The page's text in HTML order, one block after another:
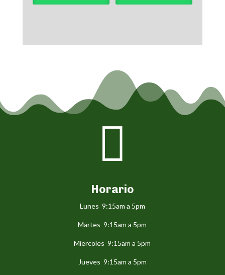

Horario
Lunes 9:15am a 5pm
Martes 9:15am a 5pm
Miercoles 9:15am a 5pm
Jueves 9:15am a 5pm